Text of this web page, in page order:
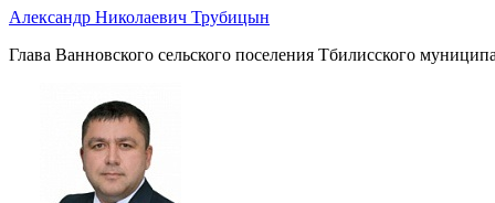
Александр Николаевич Трубицын
Глава Ванновского сельского поселения Тбилисского